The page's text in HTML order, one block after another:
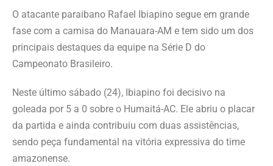
O atacante paraibano Rafael Ibiapino segue em grande
fase com a camisa do Manauara-AM e tem sido um dos
principais destaques da equipe na Série D do
Campeonato Brasileiro.
Neste último sábado (24), Ibiapino foi decisivo na
goleada por 5 a 0 sobre o Humaitá-AC. Ele abriu o placar
da partida e ainda contribuiu com duas assistências,
sendo peça fundamental na vitória expressiva do time
amazonense.